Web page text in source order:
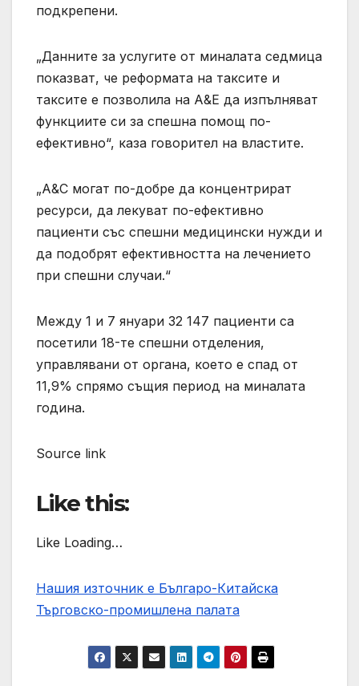
подкрепени.
„Данните за услугите от миналата седмица
показват, че реформата на таксите и
таксите е позволила на A&E да изпълняват
функциите си за спешна помощ по-
ефективно“, каза говорител на властите.
„А&С могат по-добре да концентрират
ресурси, да лекуват по-ефективно
пациенти със спешни медицински нужди и
да подобрят ефективността на лечението
при спешни случаи.“
Между 1 и 7 януари 32 147 пациенти са
посетили 18-те спешни отделения,
управлявани от органа, което е спад от
11,9% спрямо същия период на миналата
година.
Source link
Like this:
Like Loading…
Нашия източник е Българо-Китайска
Търговско-промишлена палaта